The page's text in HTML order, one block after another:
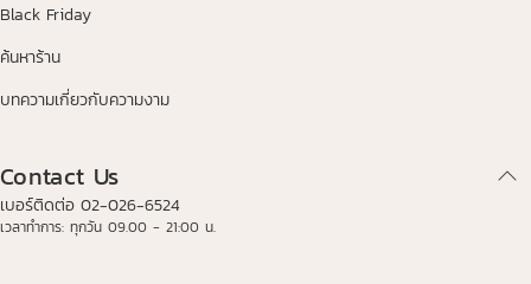
Black Friday
ค้นหาร้าน
บทความเกี่ยวกับความงาม
Contact Us
เบอร์ติดต่อ 02-026-6524
เวลาทำการ: ทุกวัน 09.00 - 21:00 น.